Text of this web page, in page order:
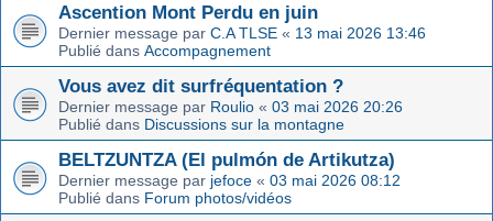
Ascention Mont Perdu en juin
Dernier message par C.A TLSE « 13 mai 2026 13:46
Publié dans Accompagnement
Vous avez dit surfréquentation ?
Dernier message par Roulio « 03 mai 2026 20:26
Publié dans Discussions sur la montagne
BELTZUNTZA (El pulmón de Artikutza)
Dernier message par jefoce « 03 mai 2026 08:12
Publié dans Forum photos/vidéos